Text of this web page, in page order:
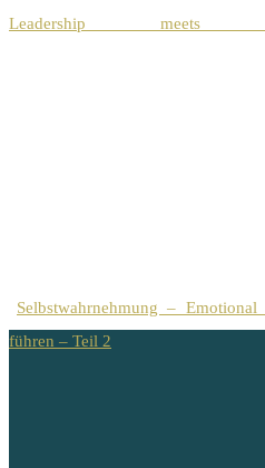
Leadership meets
Selbstwahrnehmung –
führen – Teil 2